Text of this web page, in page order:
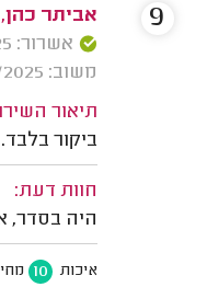
אביתר
אשרור: 05/06/2025
משוב: 04/04/2025
תיאור
ביקור בלבד.
חוות דעת:
היה בסדר,
איכות 10
9